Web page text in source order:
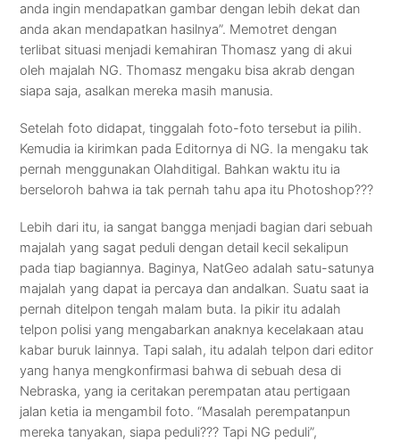
anda ingin mendapatkan gambar dengan lebih dekat dan
anda akan mendapatkan hasilnya”. Memotret dengan
terlibat situasi menjadi kemahiran Thomasz yang di akui
oleh majalah NG. Thomasz mengaku bisa akrab dengan
siapa saja, asalkan mereka masih manusia.
Setelah foto didapat, tinggalah foto-foto tersebut ia pilih.
Kemudia ia kirimkan pada Editornya di NG. Ia mengaku tak
pernah menggunakan Olahditigal. Bahkan waktu itu ia
berseloroh bahwa ia tak pernah tahu apa itu Photoshop???
Lebih dari itu, ia sangat bangga menjadi bagian dari sebuah
majalah yang sagat peduli dengan detail kecil sekalipun
pada tiap bagiannya. Baginya, NatGeo adalah satu-satunya
majalah yang dapat ia percaya dan andalkan. Suatu saat ia
pernah ditelpon tengah malam buta. Ia pikir itu adalah
telpon polisi yang mengabarkan anaknya kecelakaan atau
kabar buruk lainnya. Tapi salah, itu adalah telpon dari editor
yang hanya mengkonfirmasi bahwa di sebuah desa di
Nebraska, yang ia ceritakan perempatan atau pertigaan
jalan ketia ia mengambil foto. “Masalah perempatanpun
mereka tanyakan, siapa peduli??? Tapi NG peduli”,